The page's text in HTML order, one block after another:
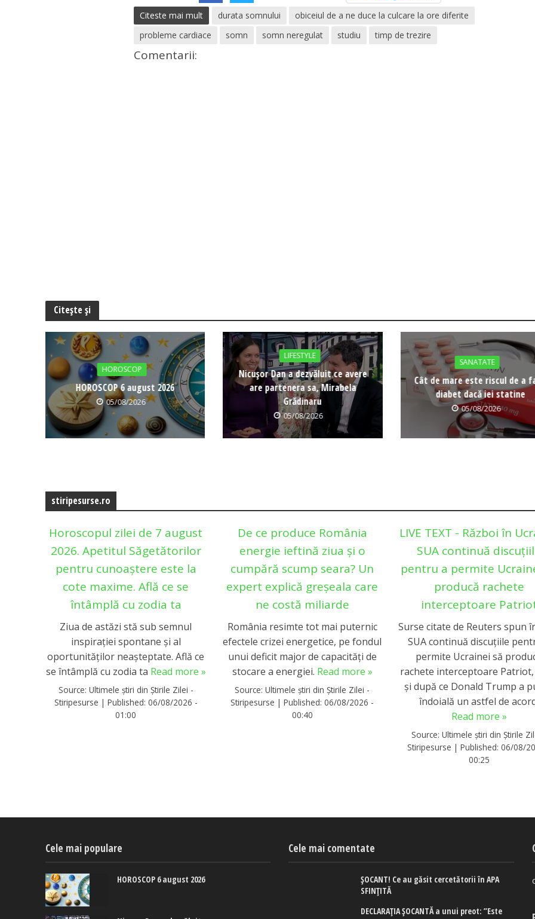
Citeste mai mult durata somnului
obiceiul de a ne duce la culcare la ore diferite
probleme cardiace
somn somn neregulat studiu timp de trezire
Comentarii:
Citește și
HOROSCOP
HOROSCOP 6 august 2026
05/08/2026
LIFESTYLE
Nicușor Dan a dezvăluit ce avere
are partenera sa, Mirabela
Grădinaru
05/08/2026
SANATATE
Cât de mare este riscul de a
diabet dacă iei statine
05/08/2026
stiripesurse.ro
Horoscopul zilei de 7 august
2026. Apetitul Săgetătorilor
pentru cunoaștere este la
cote maxime. Află ce se
întâmplă cu zodia ta
Ziua de astăzi stă sub semnul
inspirației spontane și al
oportunităților neașteptate. Află ce
se întâmplă cu zodia ta Read more »
Source: Ultimele știri din Știrile Zilei -
Stiripesurse | Published: 06/08/2026 -
01:00
De ce produce România
energie ieftină ziua și o
cumpără scump seara? Un
expert explică greșeala care
ne costă miliarde
România resimte tot mai puternic
efectele crizei energetice, pe fondul
unui deficit major de capacități de
stocare a energiei. Read more »
Source:Ultimele știri din Știrile Zilei -
Stiripesurse |Published:06/08/2026 -
00:40
LIVE TEXT - Război în
SUA continuă
pentru a permite
producă rachete
interceptoare
Surse citate de Reuters spun
SUA continuă discuțiile
permite Ucrainei să
rachete interceptoare
și după ce Donald Trump a
îndoială un astfel de
Read more »
Source:Ultimele știri din Știrile
Stiripesurse |Published:06/08/
00:25
Cele mai populare
HOROSCOP 6 august 2026
Cele mai comentate
ȘOCANT! Ce au găsit cercetătorii în APA
SFINȚITĂ
DECLARAȚIA ȘOCANTĂ a unui preot: ”Este